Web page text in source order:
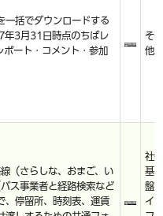
括でダウンロードする
年3月31日時点のちばレ
ポート・コメント・参加
その
他
（さらしな、おまご、い
ス事業者と経路検索など
、停留所、時刻表、運賃
社会
基
盤・
イン